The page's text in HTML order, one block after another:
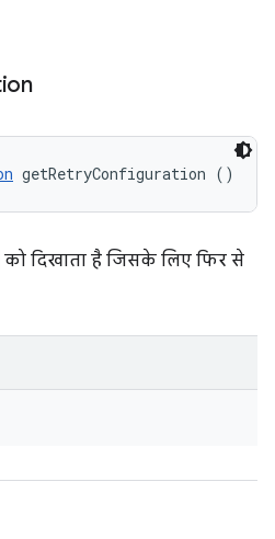
getRetryConfiguration ()
को दिखाता है जिसके लिए फिर से